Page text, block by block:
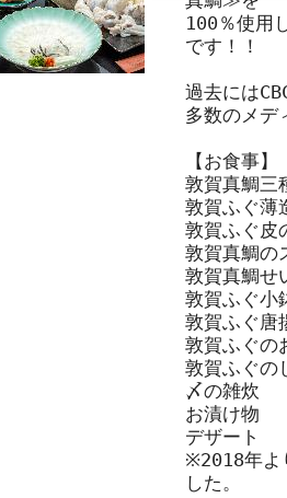
100％使用
です！！
過去には
多数のメデ
【お食事
敦賀真鯛三
敦賀ふぐ薄
敦賀ふぐ皮
敦賀真鯛の
敦賀真鯛せ
敦賀ふぐ小
敦賀ふぐ唐
敦賀ふぐの
敦賀ふぐの
〆の雑炊
お漬け物
デザート
※2018年よ
した。